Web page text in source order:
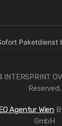
Paketdienst
Reserved.
Agentur Wien
GmbH